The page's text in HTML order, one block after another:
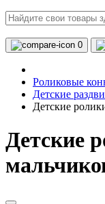
0
Роликовые
Детские
Детские
Детские